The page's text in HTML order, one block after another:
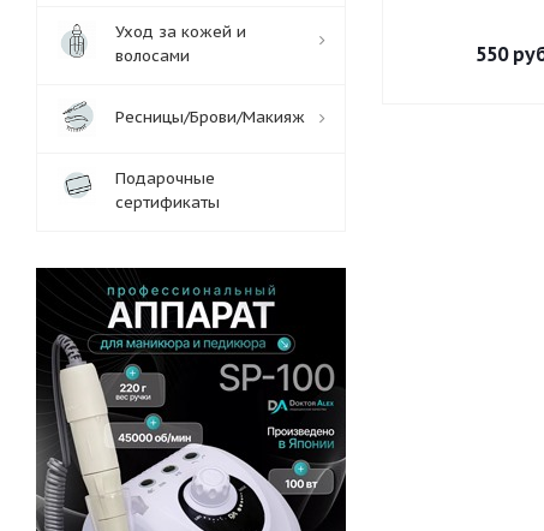
550
Уход за кожей и
волосами
Ресницы/Брови/Макияж
Подарочные
сертификаты